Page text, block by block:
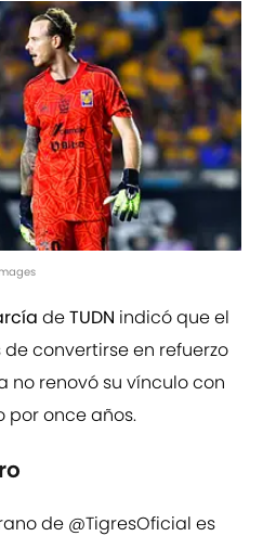
deTUDN indicó que el
convertirse en refuerzo
no renovó su vínculo con
por once años.
de @TigresOficial es